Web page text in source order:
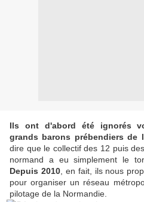
Ils ont d'abord été ignorés
grands barons prébendiers de
dire que le collectif des 12 puis
normand a eu simplement le
Depuis 2010, en fait, ils nous
pour organiser un réseau
pilotage de la Normandie.